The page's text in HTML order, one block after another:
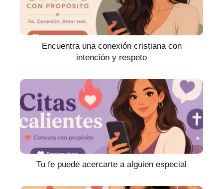
Encuentra una conexión cristiana con
intención y respeto
Tu fe puede acercarte a alguien especial